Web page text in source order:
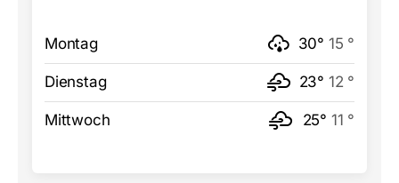
Montag 30° 15 °
Dienstag 23° 12 °
Mittwoch 25° 11 °